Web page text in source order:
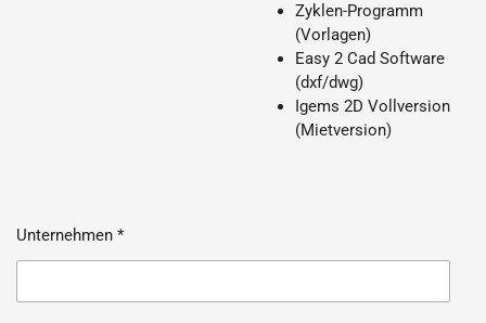
Zyklen-Programm
(Vorlagen)
Easy 2 Cad Software
(dxf/dwg)
Igems 2D Vollversion
(Mietversion)
Unternehmen *